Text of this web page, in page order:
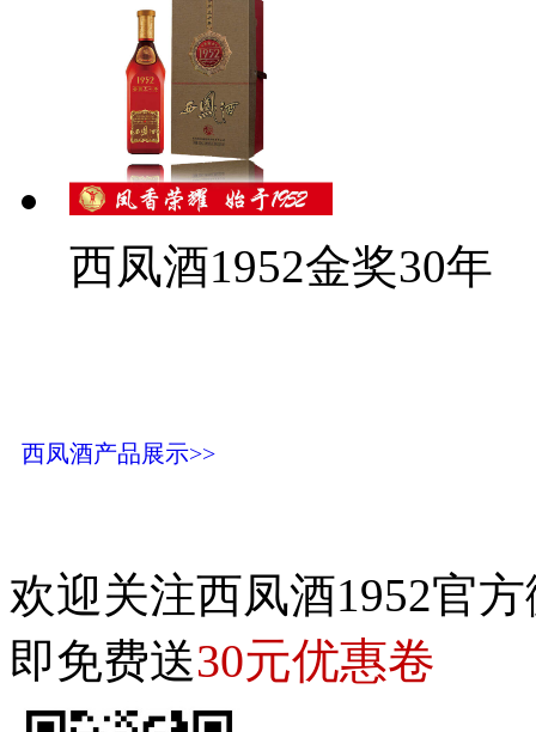
西凤酒1952金奖30年
西凤酒产品展示>>
欢迎关注西凤酒1952官
即免费送30元优惠卷